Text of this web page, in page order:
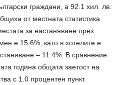
граждани, а 92.1 хил. лв.
от местната статистика.
за настаняване през
е 15.6%, като в хотелите е
– 11.4%. В сравнение
година общата заетост на
с 1.0 процентен пункт.